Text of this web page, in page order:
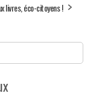
livres, éco-citoyens !